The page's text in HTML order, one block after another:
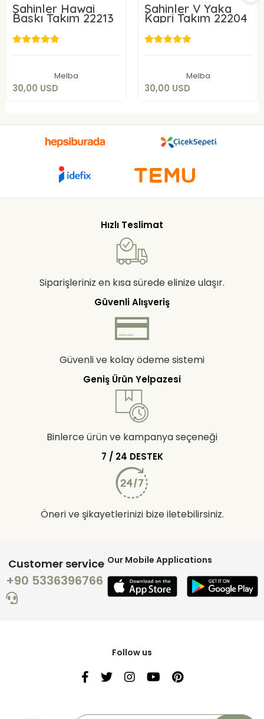
Şahinler Hawai
Baskı Takım 22213
Melba
30,00 USD
30,00 USD
Şahinler V Yaka
Kapri Takım 22204
Melba
30,00 USD
30,00 USD
Hızlı Teslimat
Siparişleriniz en kısa sürede elinize ulaşır.
Güvenli Alışveriş
Güvenli ve kolay ödeme sistemi
Geniş Ürün Yelpazesi
Binlerce ürün ve kampanya seçeneği
7 / 24 DESTEK
Öneri ve şikayetlerinizi bize iletebilirsiniz.
Customer service
+90 5336396766
Our Mobile Applications
Follow us